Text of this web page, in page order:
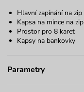
Hlavní zapínání na zip
Kapsa na mince na zip
Prostor pro 8 karet
Kapsy na bankovky
Parametry